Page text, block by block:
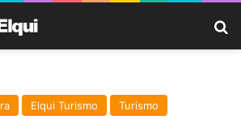
Elqui Turismo Turismo